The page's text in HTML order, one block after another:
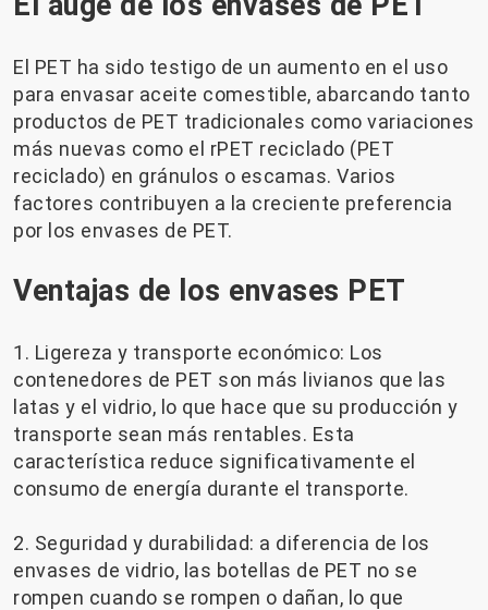
El PET ha sido testigo de un aumento en el uso
para envasar aceite comestible, abarcando tanto
productos de PET tradicionales como variaciones
más nuevas como el rPET reciclado (PET
reciclado) en gránulos o escamas. Varios
factores contribuyen a la creciente preferencia
por los envases de PET.
Ventajas de los envases PET
1. Ligereza y transporte económico: Los
contenedores de PET son más livianos que las
latas y el vidrio, lo que hace que su producción y
transporte sean más rentables. Esta
característica reduce significativamente el
consumo de energía durante el transporte.
2. Seguridad y durabilidad: a diferencia de los
envases de vidrio, las botellas de PET no se
rompen cuando se rompen o dañan, lo que